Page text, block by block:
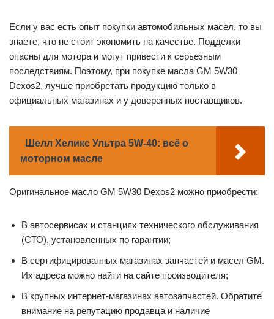
Если у вас есть опыт покупки автомобильных масел, то вы
знаете, что не стоит экономить на качестве. Подделки
опасны для мотора и могут привести к серьезным
последствиям. Поэтому, при покупке масла GM 5W30
Dexos2, лучше приобретать продукцию только в
официальных магазинах и у доверенных поставщиков.
Шелл Хеликс Ультра 5W-40: всё о
моторном масле
Оригинальное масло GM 5W30 Dexos2 можно приобрести:
В автосервисах и станциях технического обслуживания
(СТО), установленных по гарантии;
В сертифицированных магазинах запчастей и масел GM.
Их адреса можно найти на сайте производителя;
В крупных интернет-магазинах автозапчастей. Обратите
внимание на репутацию продавца и наличие